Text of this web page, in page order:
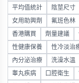
平均值統計 陰莖尺寸
女用助興劑 氟班色林
香港購買 劑量建議
性健康保養 性冷淡治
內分泌治療 洗澡水溫
睾丸疾病 口腔衛生